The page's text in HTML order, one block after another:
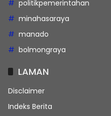
politikpemerintahan
minahasaraya
manado
bolmongraya
LAMAN
Disclaimer
Indeks Berita